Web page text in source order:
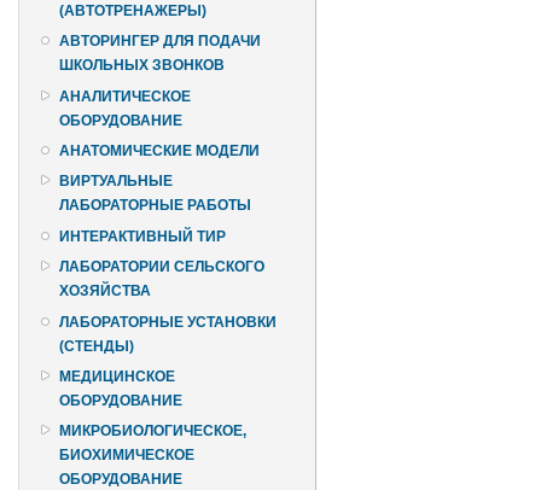
(АВТОТРЕНАЖЕРЫ)
АВТОРИНГЕР ДЛЯ ПОДАЧИ
ШКОЛЬНЫХ ЗВОНКОВ
АНАЛИТИЧЕСКОЕ
ОБОРУДОВАНИЕ
АНАТОМИЧЕСКИЕ МОДЕЛИ
ВИРТУАЛЬНЫЕ
ЛАБОРАТОРНЫЕ РАБОТЫ
ИНТЕРАКТИВНЫЙ ТИР
ЛАБОРАТОРИИ СЕЛЬСКОГО
ХОЗЯЙСТВА
ЛАБОРАТОРНЫЕ УСТАНОВКИ
(СТЕНДЫ)
МЕДИЦИНСКОЕ
ОБОРУДОВАНИЕ
МИКРОБИОЛОГИЧЕСКОЕ,
БИОХИМИЧЕСКОЕ
ОБОРУДОВАНИЕ